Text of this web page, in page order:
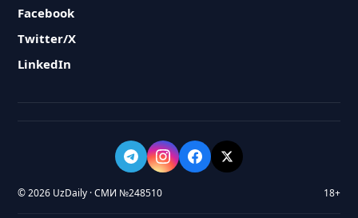
Facebook
Twitter/X
LinkedIn
© 2026 UzDaily · СМИ №248510 18+